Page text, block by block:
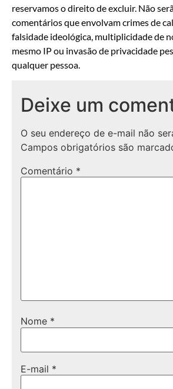
reservamos o direito de excluir. Não
comentários que envolvam crimes de
falsidade ideológica, multiplicidade de
mesmo IP ou invasão de privacidade
qualquer pessoa.
Deixe um
O seu endereço de e-mail não
Campos obrigatórios são
Comentário *
Nome *
E-mail *